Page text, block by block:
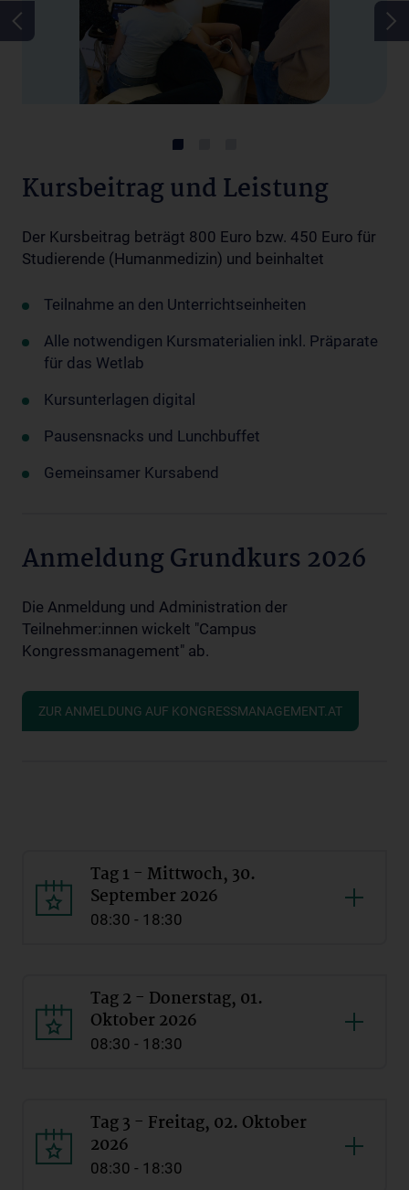
Kursbeitrag und Leistung
Der Kursbeitrag beträgt 800 Euro bzw. 450 Euro für
Studierende (Humanmedizin) und beinhaltet
Teilnahme an den Unterrichtseinheiten
Alle notwendigen Kursmaterialien inkl. Präparate
für das Wetlab
Kursunterlagen digital
Pausensnacks und Lunchbuffet
Gemeinsamer Kursabend
Anmeldung Grundkurs 2026
Die Anmeldung und Administration der
Teilnehmer:innen wickelt "Campus
Kongressmanagement" ab.
ZUR ANMELDUNG AUF KONGRESSMANAGEMENT.AT
Tag 1 - Mittwoch, 30.
September 2026
08:30 - 18:30
Tag 2 - Donerstag, 01.
Oktober 2026
08:30 - 18:30
Tag 3 - Freitag, 02. Oktober
2026
08:30 - 18:30